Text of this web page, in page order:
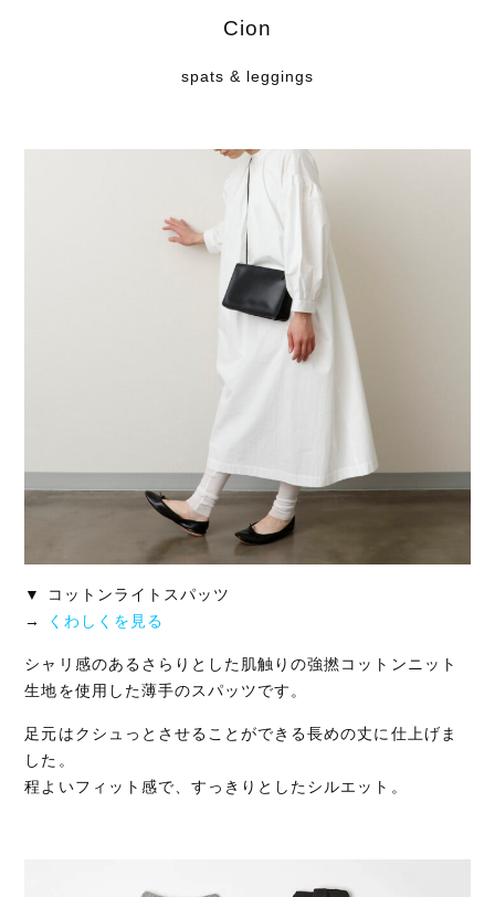
Cion
spats & leggings
▼ コットンライトスパッツ
→
くわしくを見る
シャリ感のあるさらりとした肌触りの強撚コットンニット
生地を使用した薄手のスパッツです。
足元はクシュっとさせることができる長めの丈に仕上げま
した。
程よいフィット感で、すっきりとしたシルエット。